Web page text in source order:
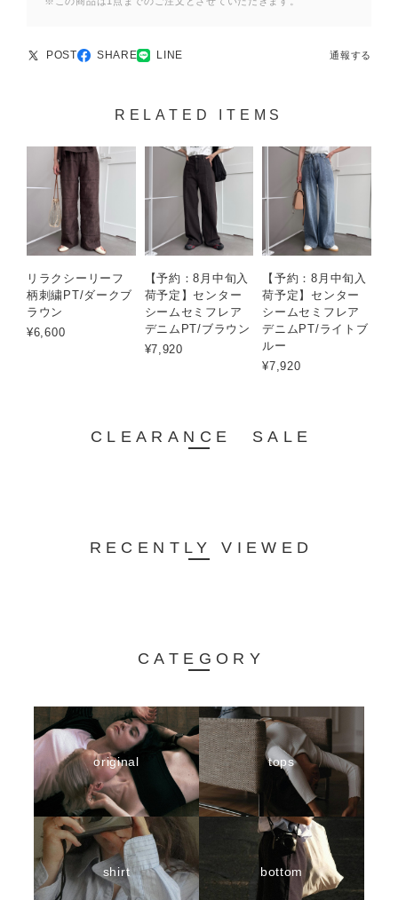
POST SHARE LINE 通報する
RELATED ITEMS
リラクシーリーフ
柄刺繍PT/ダークブ
ラウン
¥6,600
【予約：8月中旬入
荷予定】センター
シームセミフレア
デニムPT/ブラウン
¥7,920
【予約：8月中旬入
荷予定】センター
シームセミフレア
デニムPT/ライトブ
ルー
¥7,920
CLEARANCE SALE
RECENTLY VIEWED
CATEGORY
original tops
shirt bottom